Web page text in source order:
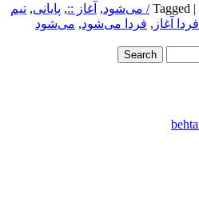
|
Tagged / می‌شود, آغاز ::, پایانی, تیم
فردا آغاز , فردا می‌شود, می‌شود